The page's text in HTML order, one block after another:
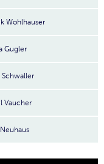
Wohlhauser
Gugler
Schwaller
Vaucher